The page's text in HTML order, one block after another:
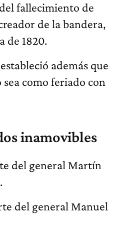
fallecimiento de
de la bandera,
de 1820.
además que
como feriado con
inamovibles
del general Martín
del general Manuel